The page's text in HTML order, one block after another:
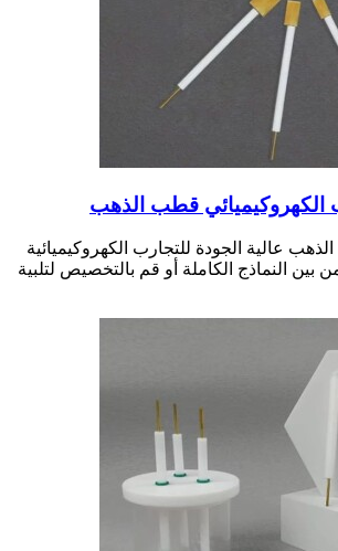
قطب الذهب
عالية الجودة للتجارب الكهروكيميائية
من بين النماذج الكاملة أو قم بالتخصيص لتلبية